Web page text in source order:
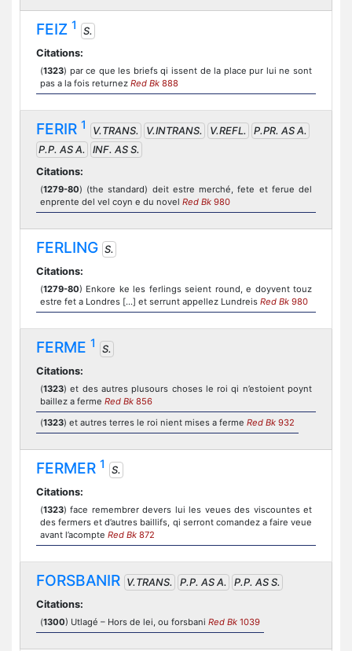
FEIZ 1
S.
Citations:
(1323) par ce que les briefs qi issent de la place pur lui ne sont
pas a la fois returnez Red Bk 888
FERIR 1 V.TRANS. V.INTRANS. V.REFL.
P.PR. AS A.
P.P. AS A.
INF. AS S.
Citations:
(1279-80) (the standard) deit estre merché, fete et ferue del
enprente del vel coyn e du novel Red Bk 980
FERLING S.
Citations:
(1279-80) Enkore ke les ferlings seient round, e doyvent touz
estre fet a Londres [...] et serrunt appellez Lundreis Red Bk 980
FERME 1
S.
Citations:
(1323) et des autres plusours choses le roi qi n’estoient poynt
baillez a ferme Red Bk 856
(1323) et autres terres le roi nient mises a ferme Red Bk 932
FERMER 1
S.
Citations:
(1323) face remembrer devers lui les veues des viscountes et
des fermers et d’autres baillifs, qi serront comandez a faire veue
avant l’acompte Red Bk 872
FORSBANIR V.TRANS. P.P. AS A.
P.P. AS S.
Citations:
(1300) Utlagé – Hors de lei, ou forsbani Red Bk 1039